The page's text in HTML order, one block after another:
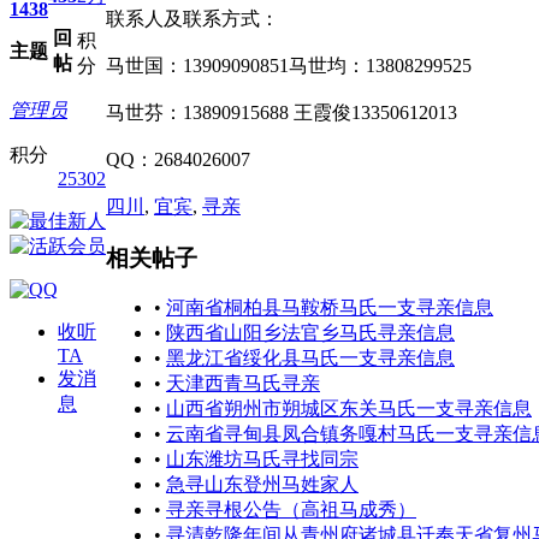
1438
主题
回
帖
积
分
管理员
积分
25302
收听
TA
发消
息
联系人及联系方式：
马世国：13909090851马世均：13808299525
马世芬：13890915688 王霞俊13350612013
QQ：2684026007
四川 , 宜宾, 寻亲
相关帖子
• 河南省桐柏县马鞍桥马氏一支寻亲信息
• 陕西省山阳乡法官乡马氏寻亲信息
• 黑龙江省绥化县马氏一支寻亲信息
• 天津西青马氏寻亲
• 山西省朔州市朔城区东关马氏一支寻亲信息
• 云南省寻甸县凤合镇务嘎村马氏一支寻亲信
• 山东潍坊马氏寻找同宗
• 急寻山东登州马姓家人
• 寻亲寻根公告（高祖马成秀）